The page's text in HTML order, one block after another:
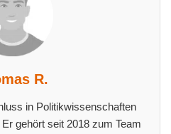
R.
in Politikwissenschaften
gehört seit 2018 zum Team